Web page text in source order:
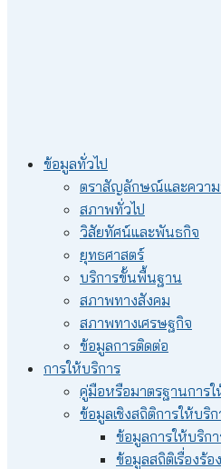
ข้อมูลทั่วไป
ตราสัญลักษณ์และควา
สภาพทั่วไป
วิสัยทัศน์และพันธกิจ
ยุทธศาสตร์
บริการขั้นพื้นฐาน
สภาพทางสังคม
สภาพทางเศรษฐกิจ
ข้อมูลการติดต่อ
การให้บริการ
คู่มือหรือมาตรฐานการใ
ข้อมูลเชิงสถิติการให้บริก
ข้อมูลการให้บริก
ข้อมูลสถิติเรื่องร้อ